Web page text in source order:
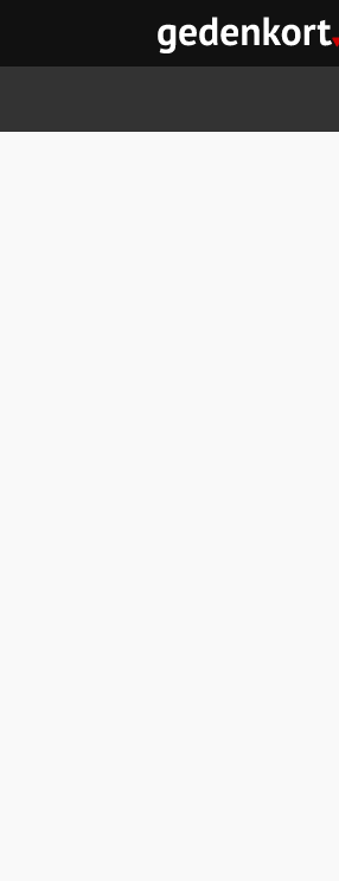
Zum Hauptinhalt springen
Zum Hauptmenü springen
Zu den Quicklinks springen
GEDENKORT -